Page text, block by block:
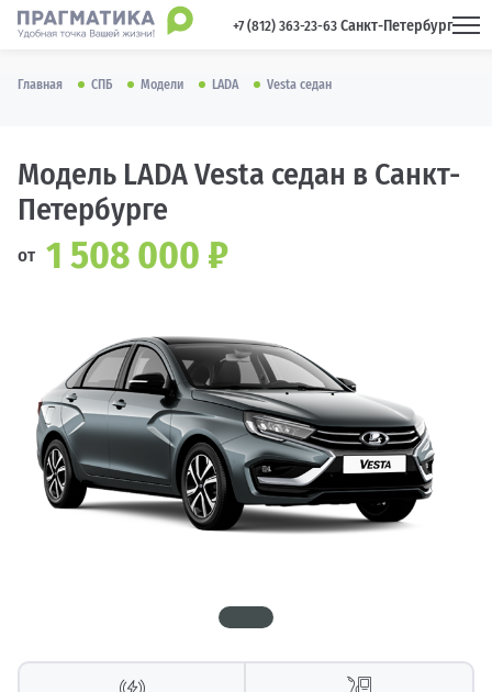
+7 (812) 363-23-63 Санкт-Петербург
Главная СПБ Модели LADA Vesta седан
Модель LADA Vesta седан в Санкт-
Петербурге
от 1 508 000 ₽